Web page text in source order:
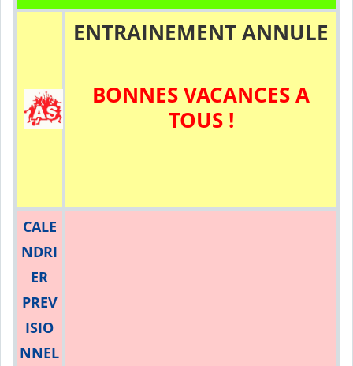
ENTRAINEMENT ANNULE
BONNES VACANCES A
TOUS !
CALE
NDRI
ER
PREV
ISIO
NNEL